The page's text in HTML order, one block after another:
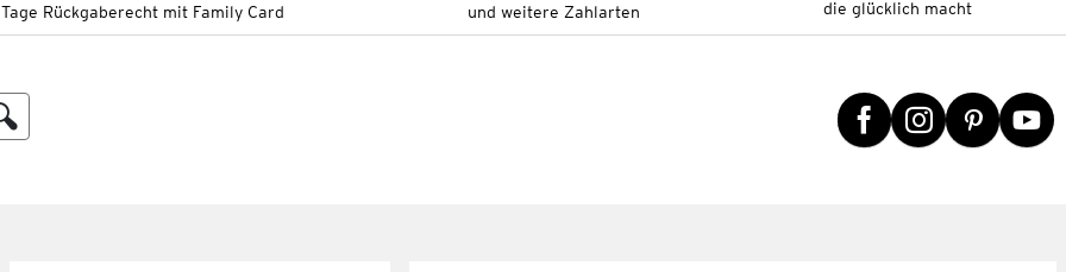
Rückgaberecht mit Family Card und weitere Zahlarten die glücklich macht